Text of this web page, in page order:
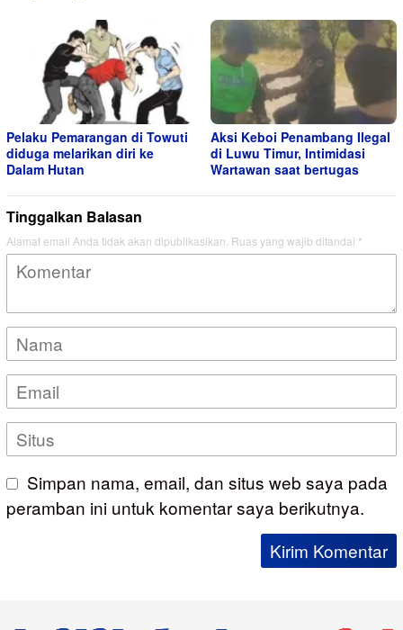
Pelaku Pemarangan di Towuti
diduga melarikan diri ke
Dalam Hutan
Aksi Keboi Penambang Ilegal
di Luwu Timur, Intimidasi
Wartawan saat bertugas
Tinggalkan Balasan
Alamat email Anda tidak akan dipublikasikan. Ruas yang wajib ditandai *
Simpan nama, email, dan situs web saya pada
peramban ini untuk komentar saya berikutnya.